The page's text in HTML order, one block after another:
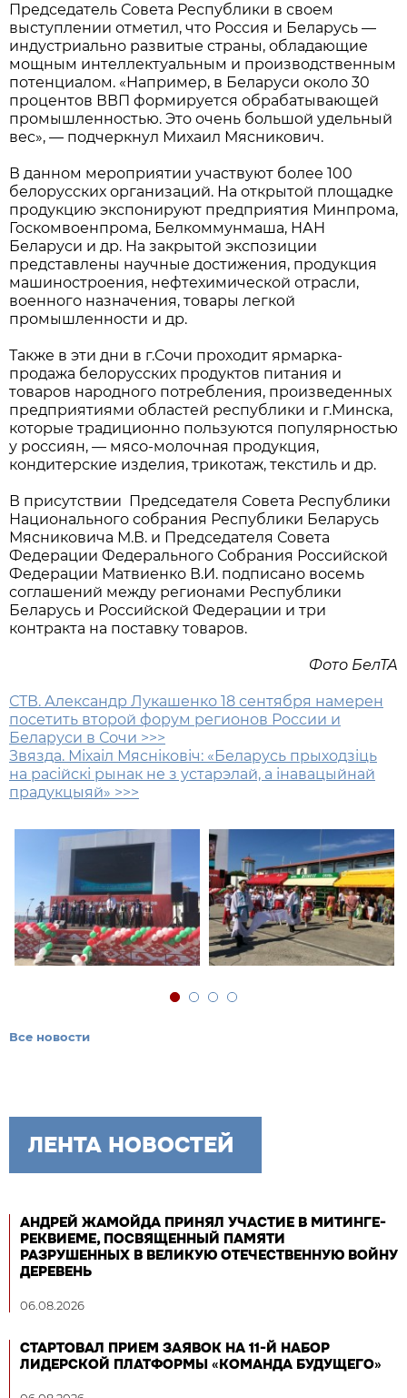
Председатель Совета Республики в своем
выступлении отметил, что Россия и Беларусь —
индустриально развитые страны, обладающие
мощным интеллектуальным и производственным
потенциалом. «Например, в Беларуси около 30
процентов ВВП формируется обрабатывающей
промышленностью. Это очень большой удельный
вес», — подчеркнул Михаил Мясникович.
В данном мероприятии участвуют более 100
белорусских организаций. На открытой площадке
продукцию экспонируют предприятия Минпрома,
Госкомвоенпрома, Белкоммунмаша, НАН
Беларуси и др. На закрытой экспозиции
представлены научные достижения, продукция
машиностроения, нефтехимической отрасли,
военного назначения, товары легкой
промышленности и др.
Также в эти дни в г.Сочи проходит ярмарка-
продажа белорусских продуктов питания и
товаров народного потребления, произведенных
предприятиями областей республики и г.Минска,
которые традиционно пользуются популярностью
у россиян, — мясо-молочная продукция,
кондитерские изделия, трикотаж, текстиль и др.
В присутствии Председателя Совета Республики
Национального собрания Республики Беларусь
Мясниковича М.В. и Председателя Совета
Федерации Федерального Собрания Российской
Федерации Матвиенко В.И. подписано восемь
соглашений между регионами Республики
Беларусь и Российской Федерации и три
контракта на поставку товаров.
Фото БелТА
СТВ. Александр Лукашенко 18 сентября намерен
посетить второй форум регионов России и
Беларуси в Сочи >>>
Звязда. Міхаіл Мясніковіч: «Беларусь прыходзіць
на расійскі рынак не з устарэлай, а інавацыйнай
прадукцыяй» >>>
Все новости
ЛЕНТА НОВОСТЕЙ
АНДРЕЙ ЖАМОЙДА ПРИНЯЛ УЧАСТИЕ В МИТИНГЕ-
РЕКВИЕМЕ, ПОСВЯЩЕННЫЙ ПАМЯТИ
РАЗРУШЕННЫХ В ВЕЛИКУЮ ОТЕЧЕСТВЕННУЮ ВОЙНУ
ДЕРЕВЕНЬ
06.08.2026
СТАРТОВАЛ ПРИЕМ ЗАЯВОК НА 11-Й НАБОР
ЛИДЕРСКОЙ ПЛАТФОРМЫ «КОМАНДА БУДУЩЕГО»